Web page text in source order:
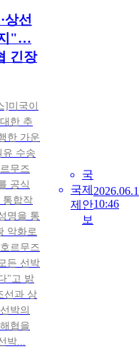
상선
"…
긴장
]미국이
한 추
한 가운
유 수송
무즈
공식
통합작
명을 통
악화로
르무즈
든 선박
"고 밝
선과 상
박의
협을
박...
국
제
국
제
안
보
10:46